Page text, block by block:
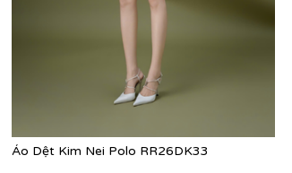
Áo Dệt Kim Nei Polo RR26DK33